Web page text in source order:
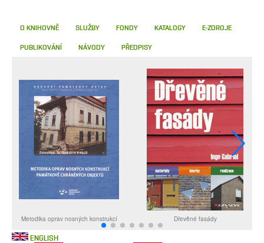
O KNIHOVNĚ SLUŽBY FONDY KATALOGY E-ZDROJE
PUBLIKOVÁNÍ NÁVODY PŘEDPISY
ENGLISH